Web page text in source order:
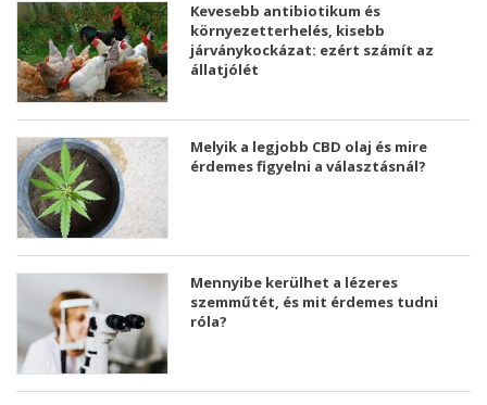
Kevesebb antibiotikum és
környezetterhelés, kisebb
járványkockázat: ezért számít az
állatjólét
Melyik a legjobb CBD olaj és mire
érdemes figyelni a választásnál?
Mennyibe kerülhet a lézeres
szemműtét, és mit érdemes tudni
róla?